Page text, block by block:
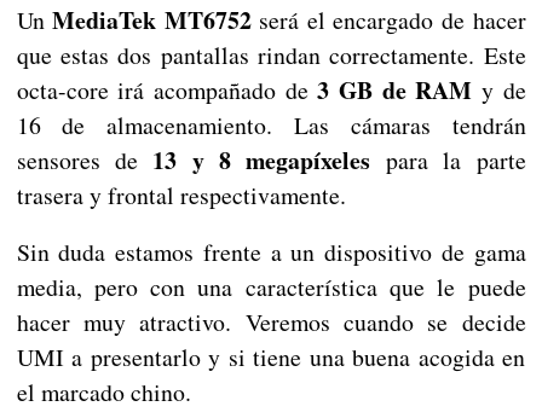
UnMediaTek MT6752será el encargado de hacer
que estas dos pantallas rindan correctamente. Este
octa-core irá acompañado de3 GB de RAM y de
16 de almacenamiento. Las cámaras tendrán
sensores de 13 y 8 megapíxeles para la parte
trasera y frontal respectivamente.
Sin duda estamos frente a un dispositivo de gama
media, pero con una característica que le puede
hacer muy atractivo. Veremos cuando se decide
UMI a presentarlo y si tiene una buena acogida en
el marcado chino.